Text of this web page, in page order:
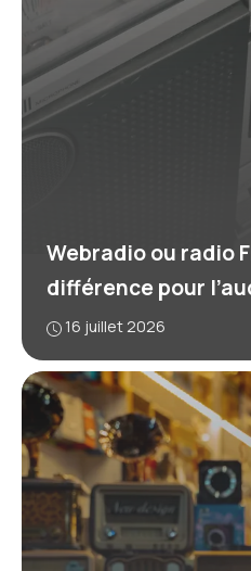
Webradio ou radio
différence pour
16 juillet 2026